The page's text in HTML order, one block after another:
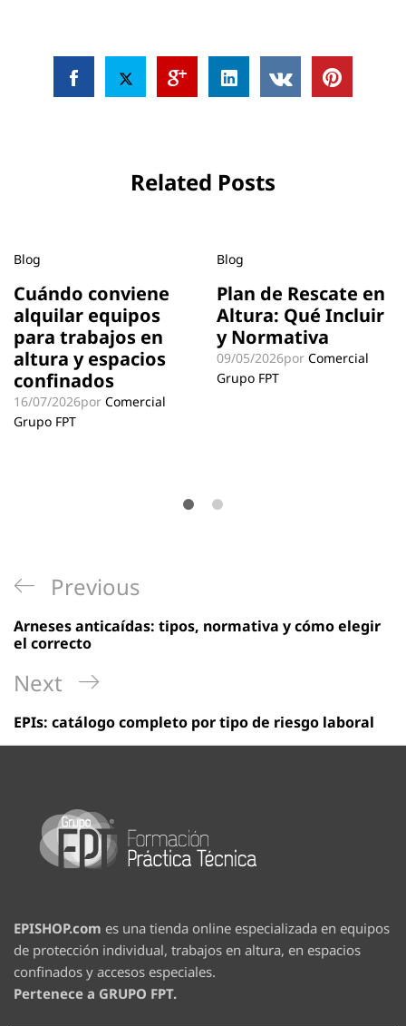
Related Posts
Blog
Cuándo conviene
alquilar equipos
para trabajos en
altura y espacios
confinados
16/07/2026por Comercial
Grupo FPT
Blog
Plan de Rescate en
Altura: Qué Incluir
y Normativa
09/05/2026por Comercial
Grupo FPT
Navegación
de
entradas
Previous
Post
Previous
Arneses anticaídas: tipos, normativa y cómo elegir
el correcto
Next
Post
Next
EPIs: catálogo completo por tipo de riesgo laboral
EPISHOP.com es una tienda online especializada en equipos
de protección individual, trabajos en altura, en espacios
confinados y accesos especiales.
Pertenece a GRUPO FPT.